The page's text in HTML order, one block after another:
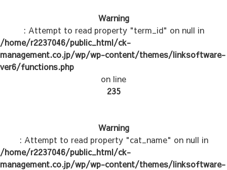
Warning
: Attempt to read property "term_id" on null in
/home/r2237046/public_html/ck-
management.co.jp/wp/wp-content/themes/linksoftware-
ver6/functions.php
on line
235
Warning
: Attempt to read property "cat_name" on null in
/home/r2237046/public_html/ck-
management.co.jp/wp/wp-content/themes/linksoftware-